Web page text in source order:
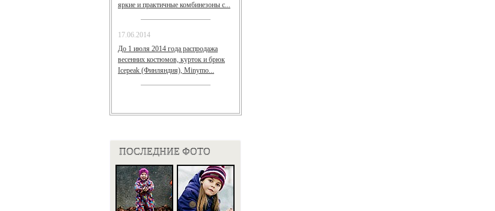
яркие и практичные комбинезоны с...
17.06.2014
До 1 июля 2014 года распродажа
весенних костюмов, курток и брюк
Icepeak (Финляндия), Minymo...
ПОСЛЕДНИЕ ФОТО